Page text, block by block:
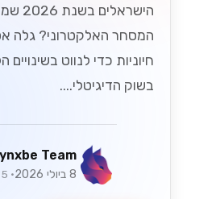
בסביבה המשתנה!...
Lynxbe Team
קרא עוד